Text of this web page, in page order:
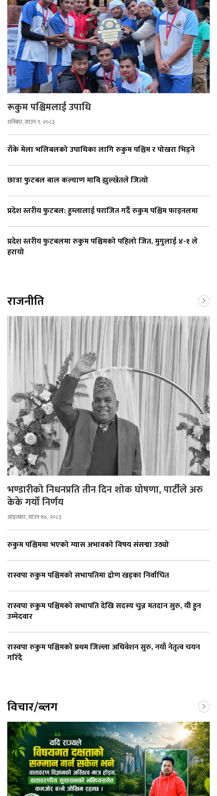
रूकुम पश्चिमलाई उपाधि
शनिबार, साउन ९, २०८३
राँके मेला भलिबलको उपाधिका लागि रुकुम पश्चिम र पोखरा भिड्ने
छात्रा फुटबल बाल कल्याण मावि झुल्खेतले जित्यो
प्रदेश स्तरीय फुटबल: हुम्लालाई पराजित गर्दै रुकुम पश्चिम फाइनलमा
प्रदेश स्तरीय फुटबलमा रुकुम पश्चिमको पहिलो जित, मुगुलाई ४-१ ले
हरायो
राजनीति
भण्डारीको निधनप्रति तीन दिन शोक घोषणा, पार्टीले अरु
केके गर्यो निर्णय
आइतबार, साउन १७, २०८३
रुकुम पश्चिममा भएको ग्यास अभावको विषय संसद्मा उठ्यो
रास्वपा रुकुम पश्चिमको सभापतिमा द्रोण खड्का निर्वाचित
रास्वपा रुकुम पश्चिमको सभापति देखि सदस्य चुन्न मतदान सुरु, यी हुन
उम्मेदवार
रास्वपा रुकुम पश्चिमको प्रथम जिल्ला अधिवेशन सुरु, नयाँ नेतृत्व चयन
गरिँदै
विचार/ब्लग